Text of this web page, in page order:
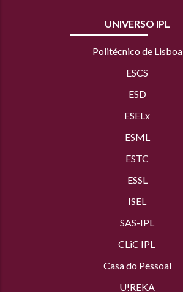
UNIVERSO IPL
Politécnico de Lisboa
ESCS
ESD
ESELx
ESML
ESTC
ESSL
ISEL
SAS-IPL
CLiC IPL
Casa do Pessoal
U!REKA